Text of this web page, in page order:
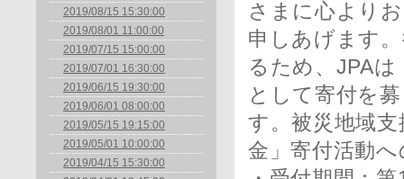
2019/08/15 15:30:00
2019/08/01 11:00:00
2019/07/15 15:00:00
2019/07/01 16:30:00
2019/06/15 19:30:00
2019/06/01 08:00:00
2019/05/15 19:15:00
2019/05/01 10:00:00
2019/04/15 15:30:00
さまに心より
申しあげます
るため、JPAは
として寄付を
す。被災地域
金」寄付活動